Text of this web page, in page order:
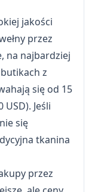
jakości
przez
na najbardziej
z
się od 15
Jeśli
się
tkanina
przez